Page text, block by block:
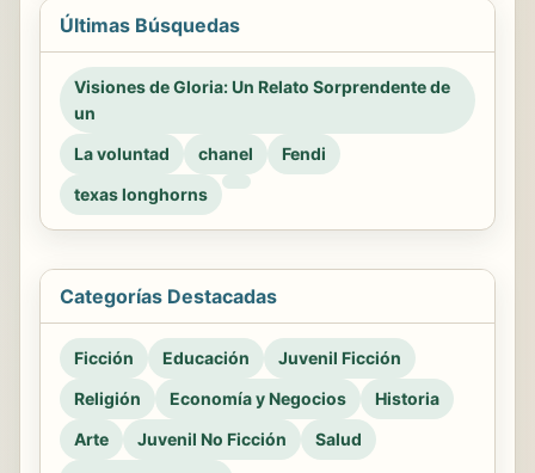
Últimas Búsquedas
Visiones de Gloria: Un Relato Sorprendente de
un
La voluntad
chanel
Fendi
texas longhorns
Categorías Destacadas
Ficción Educación
Juvenil Ficción
Religión
Economía y Negocios
Historia
Arte
Juvenil No Ficción
Salud